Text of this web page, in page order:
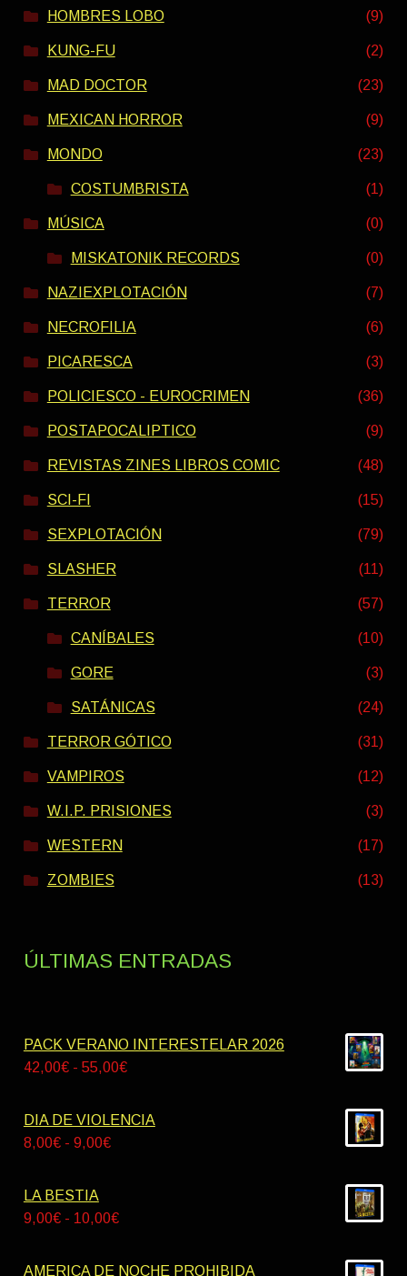
HOMBRES LOBO (9)
KUNG-FU (2)
MAD DOCTOR (23)
MEXICAN HORROR (9)
MONDO (23)
COSTUMBRISTA (1)
MÚSICA (0)
MISKATONIK RECORDS (0)
NAZIEXPLOTACIÓN (7)
NECROFILIA (6)
PICARESCA (3)
POLICIESCO - EUROCRIMEN (36)
POSTAPOCALIPTICO (9)
REVISTAS ZINES LIBROS COMIC (48)
SCI-FI (15)
SEXPLOTACIÓN (79)
SLASHER (11)
TERROR (57)
CANÍBALES (10)
GORE (3)
SATÁNICAS (24)
TERROR GÓTICO (31)
VAMPIROS (12)
W.I.P. PRISIONES (3)
WESTERN (17)
ZOMBIES (13)
ÚLTIMAS ENTRADAS
PACK VERANO INTERESTELAR 2026
42,00€ - 55,00€Rango
precios:
DIA DE VIOLENCIA
8,00€ - 9,00€Rango
desde
LA BESTIA
9,00€ - 10,00€Rango
precios:
AMERICA DE NOCHE PROHIBIDA